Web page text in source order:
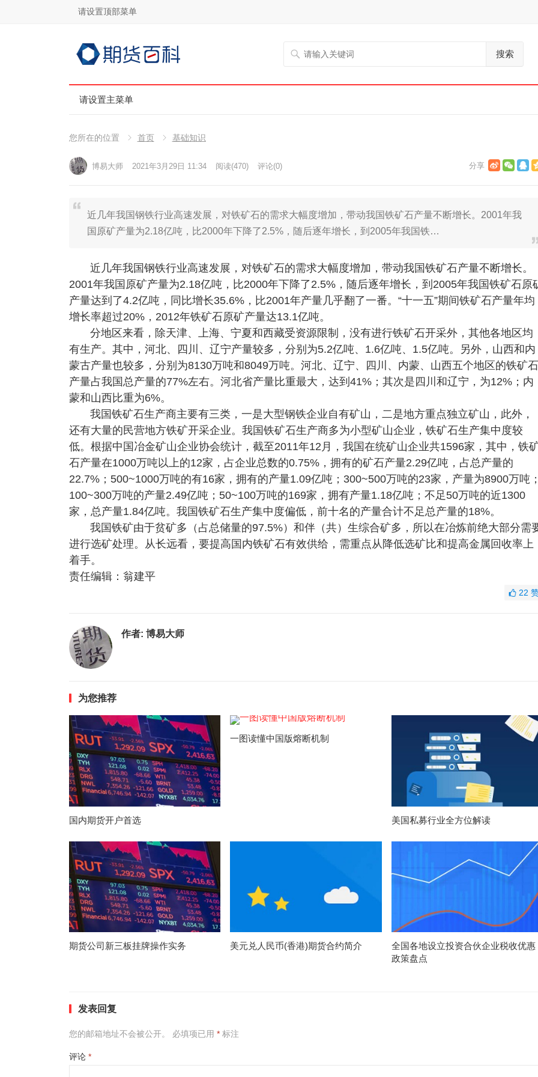
请设置顶部菜单
搜索
请设置主菜单
您所在的位置 首页 基础知识
博易大师 2021年3月29日 11:34 阅读(470) 评论(0)
近几年我国钢铁行业高速发展，对铁矿石的需求大幅度增加，带动我国铁矿石产量不断增长。2001年我
国原矿产量为2.18亿吨，比2000年下降了2.5%，随后逐年增长，到2005年我国铁…
近几年我国钢铁行业高速发展，对铁矿石的需求大幅度增加，带动我国铁矿石产量不断增长。
2001年我国原矿产量为2.18亿吨，比2000年下降了2.5%，随后逐年增长，到2005年我国铁矿石原
产量达到了4.2亿吨，同比增长35.6%，比2001年产量几乎翻了一番。“十一五”期间铁矿石产量年均
增长率超过20%，2012年铁矿石原矿产量达13.1亿吨。
分地区来看，除天津、上海、宁夏和西藏受资源限制，没有进行铁矿石开采外，其他各地区均
有生产。其中，河北、四川、辽宁产量较多，分别为5.2亿吨、1.6亿吨、1.5亿吨。另外，山西和内
蒙古产量也较多，分别为8130万吨和8049万吨。河北、辽宁、四川、内蒙、山西五个地区的铁矿石
产量占我国总产量的77%左右。河北省产量比重最大，达到41%；其次是四川和辽宁，为12%；内
蒙和山西比重为6%。
我国铁矿石生产商主要有三类，一是大型钢铁企业自有矿山，二是地方重点独立矿山，此外，
还有大量的民营地方铁矿开采企业。我国铁矿石生产商多为小型矿山企业，铁矿石生产集中度较
低。根据中国冶金矿山企业协会统计，截至2011年12月，我国在统矿山企业共1596家，其中，铁
石产量在1000万吨以上的12家，占企业总数的0.75%，拥有的矿石产量2.29亿吨，占总产量的
22.7%；500~1000万吨的有16家，拥有的产量1.09亿吨；300~500万吨的23家，产量为8900万吨
100~300万吨的产量2.49亿吨；50~100万吨的169家，拥有产量1.18亿吨；不足50万吨的近1300
家，总产量1.84亿吨。我国铁矿石生产集中度偏低，前十名的产量合计不足总产量的18%。
我国铁矿由于贫矿多（占总储量的97.5%）和伴（共）生综合矿多，所以在冶炼前绝大部分需
进行选矿处理。从长远看，要提高国内铁矿石有效供给，需重点从降低选矿比和提高金属回收率上
着手。
责任编辑：翁建平
22
作者: 博易大师
为您推荐
国内期货开户首选
一图读懂中国版熔断机制
美国私募行业全方位解读
期货公司新三板挂牌操作实务 美元兑人民币(香港)期货合约简介
全国各地设立投资合伙企业税收优惠
政策盘点
发表回复
您的邮箱地址不会被公开。 必填项已用 *标注
评论 *